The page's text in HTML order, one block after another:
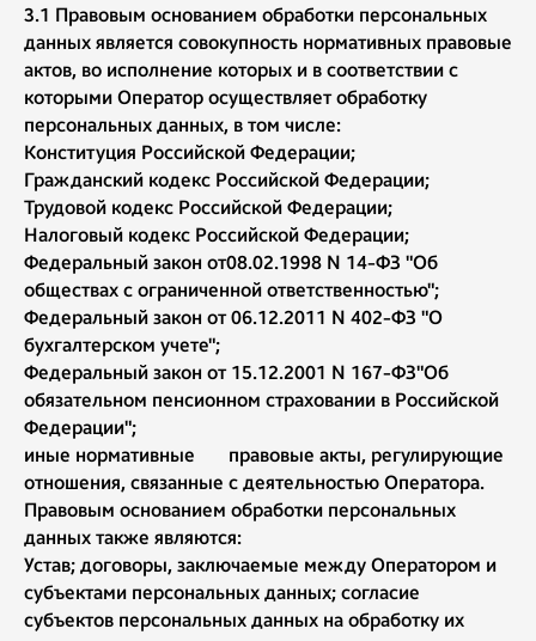
3.1 Правовым основанием обработки персональных
данных является совокупность нормативных правовые
актов, во исполнение которых и в соответствии с
которыми Оператор осуществляет обработку
персональных данных, в том числе:
Конституция Российской Федерации;
Гражданский кодекс Российской Федерации;
Трудовой кодекс Российской Федерации;
Налоговый кодекс Российской Федерации;
Федеральный закон от08.02.1998 N 14-ФЗ "Об
обществах с ограниченной ответственностью";
Федеральный закон от 06.12.2011 N 402-ФЗ "О
бухгалтерском учете";
Федеральный закон от 15.12.2001 N 167-ФЗ"Об
обязательном пенсионном страховании в Российской
Федерации";
иные нормативные правовые акты, регулирующие
отношения, связанные с деятельностью Оператора.
Правовым основанием обработки персональных
данных также являются:
Устав; договоры, заключаемые между Оператором и
субъектами персональных данных; согласие
субъектов персональных данных на обработку их